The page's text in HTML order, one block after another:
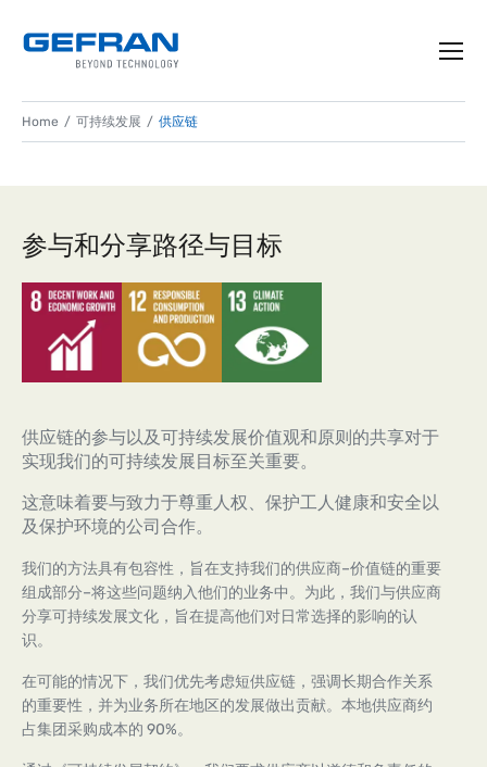
Home 可持续发展 供应链
供应链的可持续发展
负责任地管理价值链
参与和分享路径与目标
供应链的参与以及可持续发展价值观和原则的共享对于
实现我们的可持续发展目标至关重要。
这意味着要与致力于尊重人权、保护工人健康和安全以
及保护环境的公司合作。
我们的方法具有包容性，旨在支持我们的供应商–价值链的重要
组成部分–将这些问题纳入他们的业务中。为此，我们与供应商
分享可持续发展文化，旨在提高他们对日常选择的影响的认
识。
在可能的情况下，我们优先考虑短供应链，强调长期合作关系
的重要性，并为业务所在地区的发展做出贡献。本地供应商约
占集团采购成本的 90%。